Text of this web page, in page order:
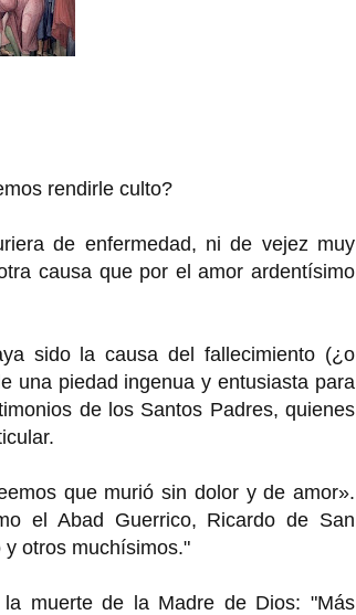
rendirle culto?
de enfermedad, ni de vejez muy
causa que por el amor ardentísimo
sido la causa del fallecimiento (¿o
una piedad ingenua y entusiasta para
de los Santos Padres, quienes
que murió sin dolor y de amor».
el Abad Guerrico, Ricardo de San
otros muchísimos."
muerte de la Madre de Dios: "Más